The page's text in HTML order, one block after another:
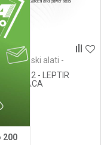
200
baštenski alati -
testere
- LEPTIR
MACA